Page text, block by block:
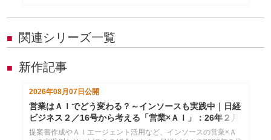
■ 関連シリーズ一覧
■ 新作記事
2026年08月07日公開
営業はＡＩでどう変わる？～インソースも実践中｜日経
ビジネス２／16号から考える「営業×ＡＩ」：26年２月
24日配信
提案書作成やＡＩエージェント活用など、インソースの営業×Ａ